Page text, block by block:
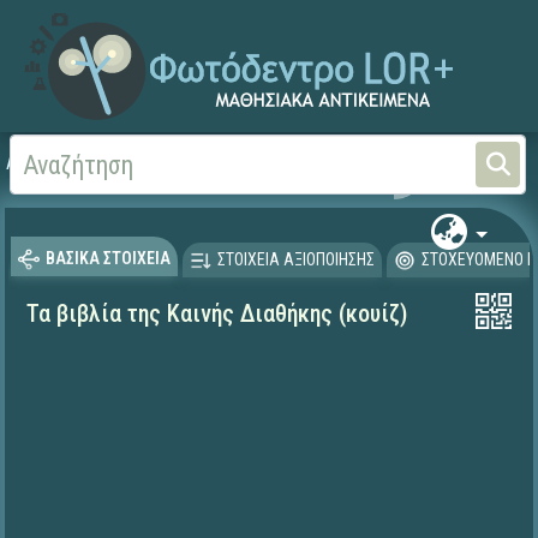
Αρχική Καινή
ΒΑΣΙΚΑ ΣΤΟΙΧΕΙΑ ΣΤΟΙΧΕΙΑ ΑΞΙΟΠΟΙΗΣΗΣ ΣΤΟΧΕΥΟΜΕΝΟ
Τα βιβλία της Καινής Διαθήκης (κουίζ)